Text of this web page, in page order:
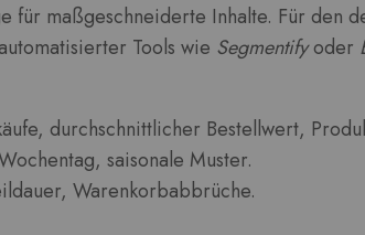
maßgeschneiderte Inhalte. Für den
Tools wie Segmentifyoder
durchschnittlicher Bestellwert,
saisonale Muster.
Warenkorbabbrüche.